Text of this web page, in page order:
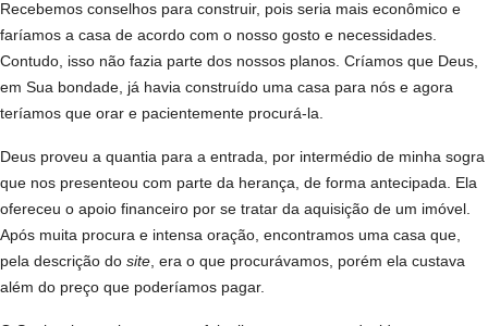
Recebemos conselhos para construir, pois seria mais econômico e
faríamos a casa de acordo com o nosso gosto e necessidades.
Contudo, isso não fazia parte dos nossos planos. Críamos que Deus,
em Sua bondade, já havia construído uma casa para nós e agora
teríamos que orar e pacientemente procurá-la.
Deus proveu a quantia para a entrada, por intermédio de minha sogra
que nos presenteou com parte da herança, de forma antecipada. Ela
ofereceu o apoio financeiro por se tratar da aquisição de um imóvel.
Após muita procura e intensa oração, encontramos uma casa que,
pela descrição do site , era o que procurávamos, porém ela custava
além do preço que poderíamos pagar.